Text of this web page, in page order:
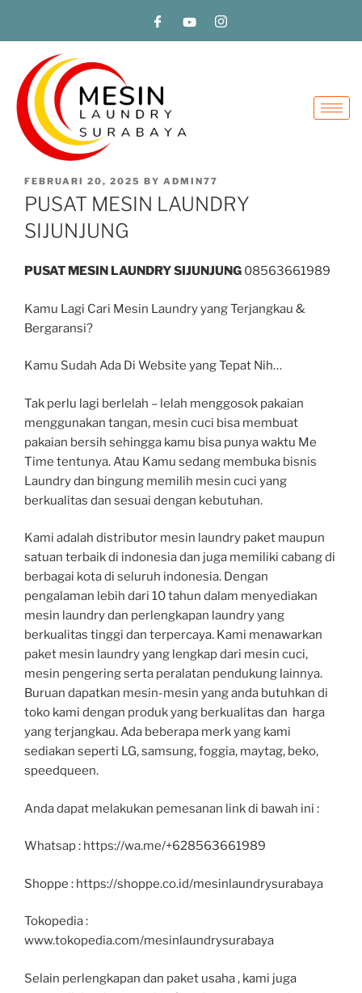
FEBRUARI 20, 2025 BY ADMIN77
PUSAT MESIN LAUNDRY
SIJUNJUNG
PUSAT MESIN LAUNDRY SIJUNJUNG 08563661989
Kamu Lagi Cari Mesin Laundry yang Terjangkau &
Bergaransi?
Kamu Sudah Ada Di Website yang Tepat Nih…
Tak perlu lagi berlelah – lelah menggosok pakaian
menggunakan tangan, mesin cuci bisa membuat
pakaian bersih sehingga kamu bisa punya waktu Me
Time tentunya. Atau Kamu sedang membuka bisnis
Laundry dan bingung memilih mesin cuci yang
berkualitas dan sesuai dengan kebutuhan.
Kami adalah distributor mesin laundry paket maupun
satuan terbaik di indonesia dan juga memiliki cabang di
berbagai kota di seluruh indonesia. Dengan
pengalaman lebih dari 10 tahun dalam menyediakan
mesin laundry dan perlengkapan laundry yang
berkualitas tinggi dan terpercaya. Kami menawarkan
paket mesin laundry yang lengkap dari mesin cuci,
mesin pengering serta peralatan pendukung lainnya.
Buruan dapatkan mesin-mesin yang anda butuhkan di
toko kami dengan produk yang berkualitas dan harga
yang terjangkau. Ada beberapa merk yang kami
sediakan seperti LG, samsung, foggia, maytag, beko,
speedqueen.
Anda dapat melakukan pemesanan link di bawah ini :
Whatsap : https://wa.me/+628563661989
Shoppe : https://shoppe.co.id/mesinlaundrysurabaya
Tokopedia :
www.tokopedia.com/mesinlaundrysurabaya
Selain perlengkapan dan paket usaha , kami juga